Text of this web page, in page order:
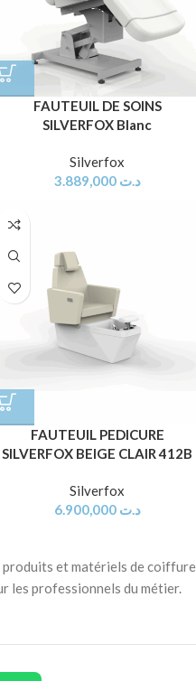
FAUTEUIL DE SOINS
SILVERFOX Blanc
Silverfox
د.ت 3.889,000
FAUTEUIL PEDICURE
SILVERFOX BEIGE CLAIR 412B
Silverfox
د.ت 6.900,000
produits et matériels de coiffure
les professionnels du métier.